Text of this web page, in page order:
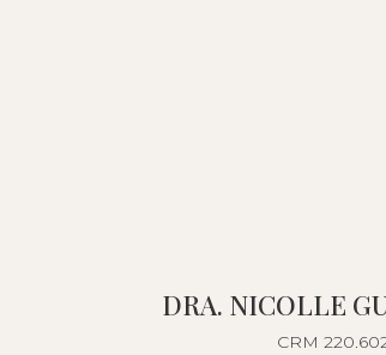
DRA. NICOLLE
CRM